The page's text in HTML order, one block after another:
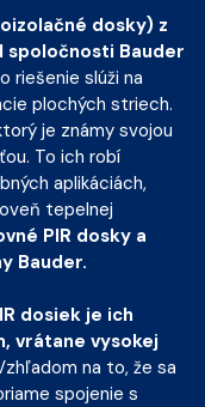
dosky) z
Bauder
riešenie slúži na
plochých striech.
je známy svojou
To ich robí
aplikáciách,
tepelnej
PIR dosky a
Bauder.
dosiek je ich
vrátane vysokej
na to, že sa
spojenie s